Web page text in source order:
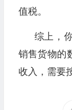
值税。
综上，
销售货物的
收入，需要